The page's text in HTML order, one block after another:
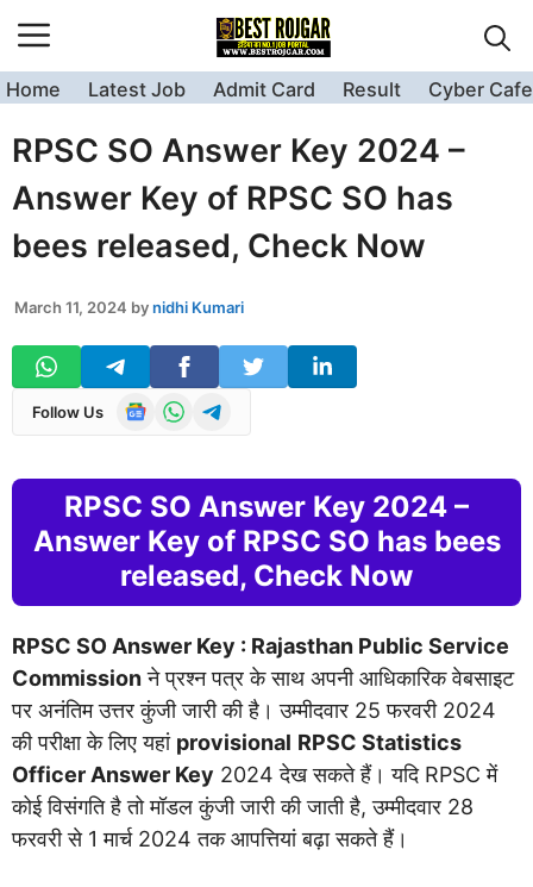
to
content
Home Latest Job Admit Card Result Cyber Cafe
RPSC SO Answer Key 2024 –
Answer Key of RPSC SO has
bees released, Check Now
March 11, 2024 bynidhi Kumari
Follow Us
RPSC SO Answer Key 2024 –
Answer Key of RPSC SO has bees
released, Check Now
RPSC SO Answer Key : Rajasthan Public Service
Commissionने प्रश्न पत्र के साथ अपनी आधिकारिक वेबसाइट
पर अनंतिम उत्तर कुंजी जारी की है। उम्मीदवार 25 फरवरी 2024
की परीक्षा के लिए यहां provisional RPSC Statistics
Officer Answer Key 2024 देख सकते हैं। यदि RPSC में
कोई विसंगति है तो मॉडल कुंजी जारी की जाती है, उम्मीदवार 28
फरवरी से 1 मार्च 2024 तक आपत्तियां बढ़ा सकते हैं।